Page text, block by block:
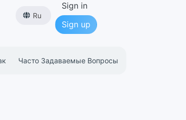
Ru
Sign in
Sign up
Часто Задаваемые Вопросы